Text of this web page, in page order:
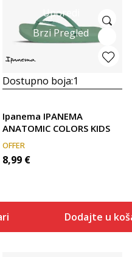
Uporedi
Brzi Pregled
Dostupno boja:1
Ipanema IPANEMA
ANATOMIC COLORS KIDS
OFFER
8,99 €
Dodajte u